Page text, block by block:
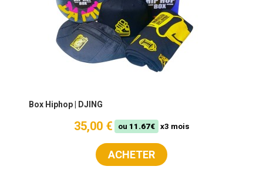
Box Hiphop | DJING
35,00 € ou 11.67€ x3 mois
ACHETER